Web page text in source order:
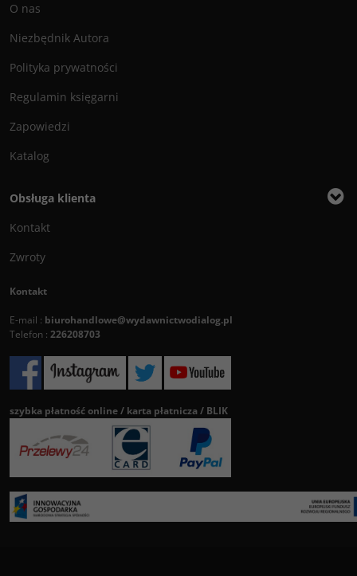
O nas
Niezbędnik Autora
Polityka prywatności
Regulamin księgarni
Zapowiedzi
Katalog
Obsługa klienta
Kontakt
Zwroty
Kontakt
E-mail : biurohandlowe@wydawnictwodialog.pl
Telefon : 226208703
szybka płatność online / karta płatnicza / BLIK